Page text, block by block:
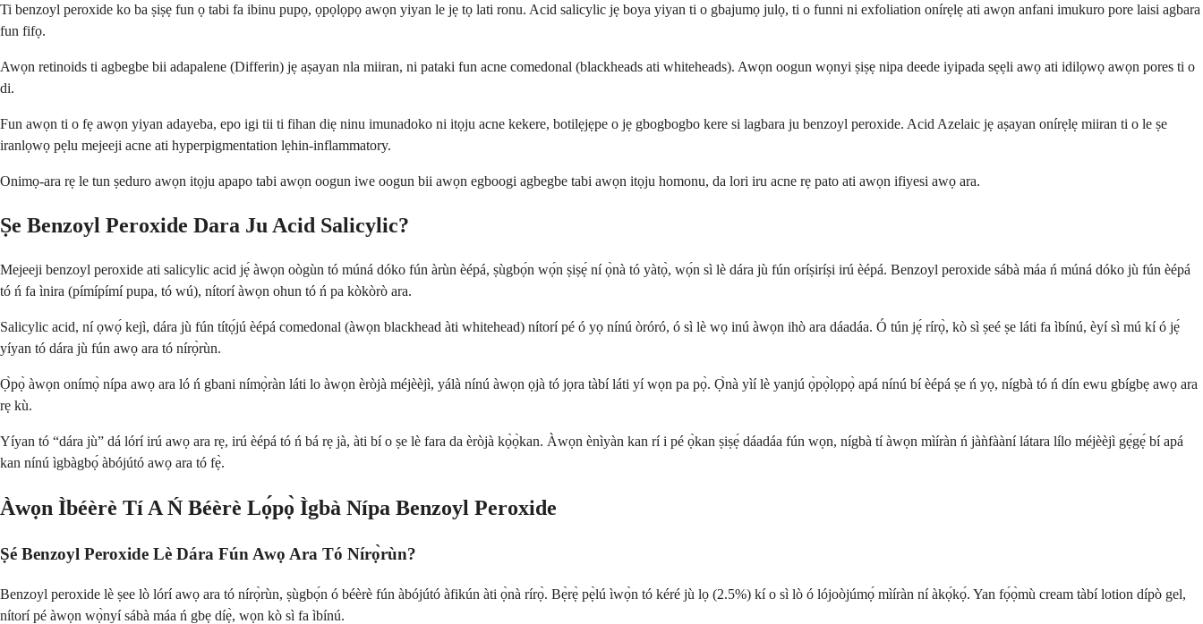
Ti benzoyl peroxide ko ba ṣiṣẹ fun ọ tabi fa ibinu pupọ, ọpọlọpọ awọn yiyan le jẹ tọ lati ronu. Acid salicylic jẹ boya yiyan ti o gbajumọ julọ, ti o funni ni exfoliation onírẹlẹ ati awọn anfani imukuro pore laisi agbara
fun fifọ.
Awọn retinoids ti agbegbe bii adapalene (Differin) jẹ aṣayan nla miiran, ni pataki fun acne comedonal (blackheads ati whiteheads). Awọn oogun wọnyi ṣiṣẹ nipa deede iyipada sẹẹli awọ ati idilọwọ awọn pores ti o
di.
Fun awọn ti o fẹ awọn yiyan adayeba, epo igi tii ti fihan diẹ ninu imunadoko ni itọju acne kekere, botilẹjẹpe o jẹ gbogbogbo kere si lagbara ju benzoyl peroxide. Acid Azelaic jẹ aṣayan onírẹlẹ miiran ti o le ṣe
iranlọwọ pẹlu mejeeji acne ati hyperpigmentation lẹhin-inflammatory.
Onimọ-ara rẹ le tun ṣeduro awọn itọju apapo tabi awọn oogun iwe oogun bii awọn egboogi agbegbe tabi awọn itọju homonu, da lori iru acne rẹ pato ati awọn ifiyesi awọ ara.
Ṣe Benzoyl Peroxide Dara Ju Acid Salicylic?
Mejeeji benzoyl peroxide ati salicylic acid jẹ́ àwọn oògùn tó múná dóko fún àrùn èépá, ṣùgbọ́n wọ́n ṣiṣẹ́ ní ọ̀nà tó yàtọ̀, wọ́n sì lè dára jù fún oríṣiríṣi irú èépá. Benzoyl peroxide sábà máa ń múná dóko jù fún èépá
tó ń fa ìnira (pímípímí pupa, tó wú), nítorí àwọn ohun tó ń pa kòkòrò ara.
Salicylic acid, ní ọwọ́ kejì, dára jù fún títọ́jú èépá comedonal (àwọn blackhead àti whitehead) nítorí pé ó yọ nínú òróró, ó sì lè wọ inú àwọn ihò ara dáadáa. Ó tún jẹ́ rírọ̀, kò sì ṣeé ṣe láti fa ìbínú, èyí sì mú kí ó jẹ́
yíyan tó dára jù fún awọ ara tó nírọ̀rùn.
Ọ̀pọ̀ àwọn onímọ̀ nípa awọ ara ló ń gbani nímọ̀ràn láti lo àwọn èròjà méjèèjì, yálà nínú àwọn ọjà tó jọra tàbí láti yí wọn pa pọ̀. Ọ̀nà yìí lè yanjú ọ̀pọ̀lọpọ̀ apá nínú bí èépá ṣe ń yọ, nígbà tó ń dín ewu gbígbẹ awọ ara
rẹ kù.
Yíyan tó “dára jù” dá lórí irú awọ ara rẹ, irú èépá tó ń bá rẹ jà, àti bí o ṣe lè fara da èròjà kọ̀ọ̀kan. Àwọn ènìyàn kan rí i pé ọ̀kan ṣiṣẹ́ dáadáa fún wọn, nígbà tí àwọn mìíràn ń jàǹfààní látara lílo méjèèjì gẹ́gẹ́ bí apá
kan nínú ìgbàgbọ́ àbójútó awọ ara tó fẹ̀.
Àwọn Ìbéèrè Tí A Ń Béèrè Lọ́pọ̀ Ìgbà Nípa Benzoyl Peroxide
Ṣé Benzoyl Peroxide Lè Dára Fún Awọ Ara Tó Nírọ̀rùn?
Benzoyl peroxide lè ṣee lò lórí awọ ara tó nírọ̀rùn, ṣùgbọ́n ó béèrè fún àbójútó àfikún àti ọ̀nà rírọ̀. Bẹ̀rẹ̀ pẹ̀lú ìwọ̀n tó kéré jù lọ (2.5%) kí o sì lò ó lójoòjúmọ́ mìíràn ní àkọ́kọ́. Yan fọ́ọ̀mù cream tàbí lotion dípò gel,
nítorí pé àwọn wọ̀nyí sábà máa ń gbẹ díẹ̀, wọn kò sì fa ìbínú.